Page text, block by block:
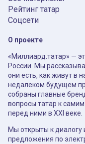
Рейтинг татар
Соцсети
О проекте
«Миллиард.татар» —
России. Мы
они есть, как живут в
недалеком будущем
собраны главные
вопросы татар к
перед ними в XXI веке.
Мы открыты к диалогу
предложения по